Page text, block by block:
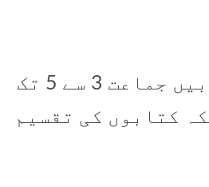
نوٹیفکیشن میں مزید کہا گیا کہ یہ کتابیں جماعت 3 سے 5 تک
کتابوں کی تقسیم